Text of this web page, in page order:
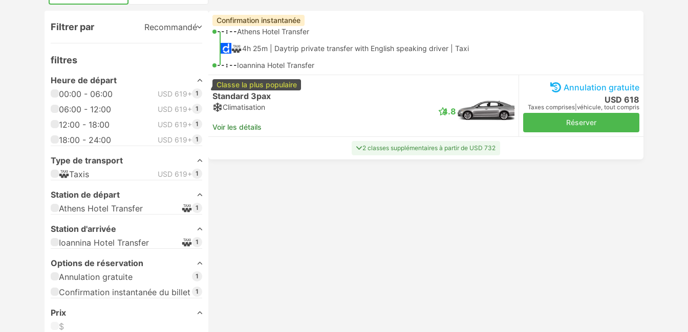
Filtrer par Recommandé
filtres
Heure de départ
00:00 - 06:00
USD 619+ 1
06:00 - 12:00 USD 619+ 1
12:00 - 18:00 USD 619+ 1
18:00 - 24:00 USD 619+ 1
Type de transport
Taxis
USD 619+ 1
Station de départ
Athens Hotel Transfer
1
Station d'arrivée
Ioannina Hotel Transfer
1
Options de réservation
Annulation gratuite
1
Confirmation instantanée du billet 1
Prix
$
Confirmation instantanée
--:--Athens Hotel Transfer
4h 25m | Daytrip private transfer with English speaking driver Taxi
--:--Ioannina Hotel Transfer
Classe la plus populaire
Standard 3pax
Climatisation
Voir les détails
4.8
Annulation gratuite
USD 618
Taxes comprises véhicule, tout compris
Réserver
2 classes supplémentaires à partir de USD 732